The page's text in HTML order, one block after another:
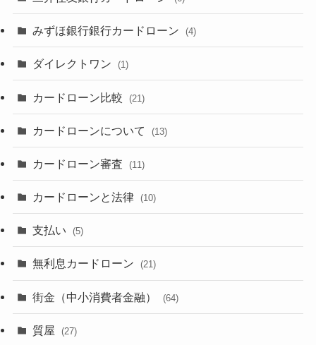
みずほ銀行銀行カードローン (4)
ダイレクトワン (1)
カードローン比較 (21)
カードローンについて (13)
カードローン審査 (11)
カードローンと法律 (10)
支払い (5)
無利息カードローン (21)
街金（中小消費者金融） (64)
質屋 (27)